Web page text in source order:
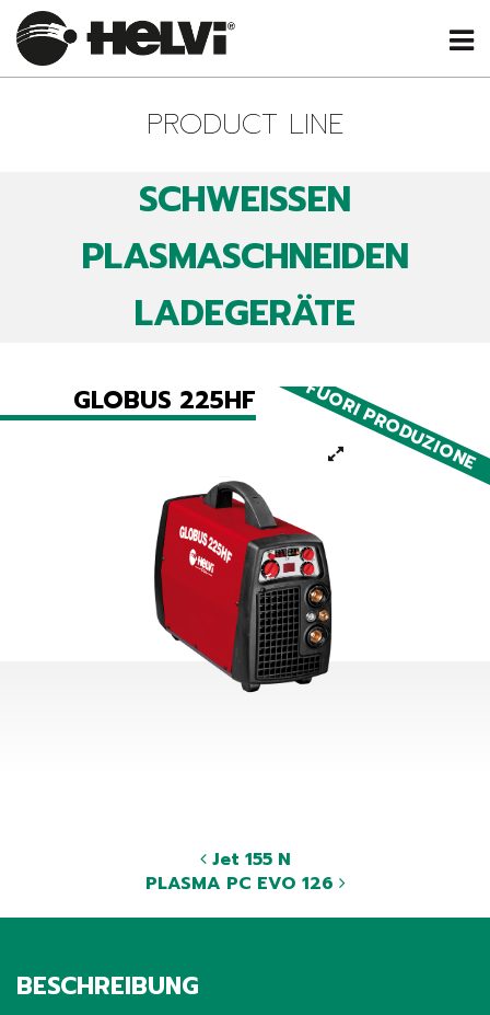
PRODUCT LINE
SCHWEISSEN
PLASMASCHNEIDEN
LADEGERÄTE
FUORI PRODUZIONE
GLOBUS 225HF
Jet 155 N
PLASMA PC EVO 126
BESCHREIBUNG